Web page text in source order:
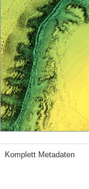
Komplett Metadaten